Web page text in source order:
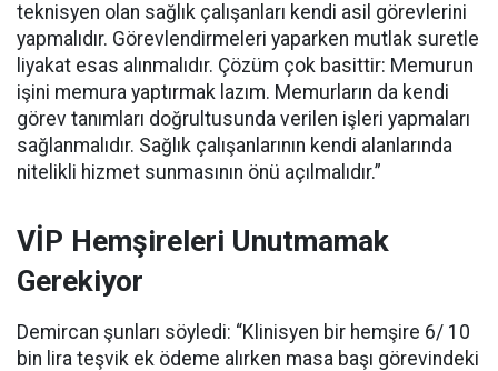
teknisyen olan sağlık çalışanları kendi asil görevlerini
yapmalıdır. Görevlendirmeleri yaparken mutlak suretle
liyakat esas alınmalıdır. Çözüm çok basittir: Memurun
işini memura yaptırmak lazım. Memurların da kendi
görev tanımları doğrultusunda verilen işleri yapmaları
sağlanmalıdır. Sağlık çalışanlarının kendi alanlarında
nitelikli hizmet sunmasının önü açılmalıdır.”
VİP Hemşireleri Unutmamak
Gerekiyor
Demircan şunları söyledi: “Klinisyen bir hemşire 6/ 10
bin lira teşvik ek ödeme alırken masa başı görevindeki